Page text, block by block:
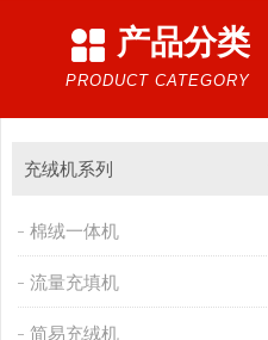
产品分类
PRODUCT CATEGORY
充绒机系列
棉绒一体机
流量充填机
简易充绒机